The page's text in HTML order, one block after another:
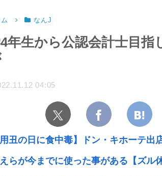
なんJ
年生から公認会計士目
04:05
用丑の日に食中毒】ドン・キホーテ出
らが今までに使った事がある【ズル